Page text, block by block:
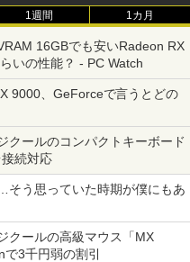
1週間 1カ月
16GBでも安いRadeon RX
いの性能？ - PC Watch
9000、GeForceで言うとどの
クールのコンパクトキーボード
続対応
う思っていた時期が僕にもあ
クールの高級マウス「MX
3千円弱の割引